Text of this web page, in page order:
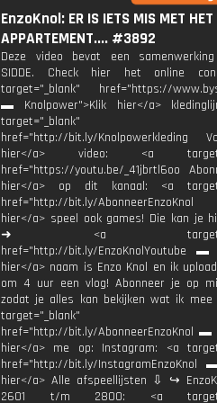
EnzoKnol: ER IS IETS MIS MET HET
APPARTEMENT.... #3892
Deze video bevat een
SIDDE. Check hier het online
target="_blank" href="https://
▬ Knolpower">Klik hier</a>
target="_blank"
href="http://bit.ly/Knolpowerkleding
hier</a> video: <a
href="https://youtu.be/_41jbrtl6oo
hier</a> op dit kanaal: <a
href="http://bit.ly/
hier</a> speel ook games! Die kan je
➜ <a
href="http://bit.ly/EnzoKnolYoutube ▬
hier</a> naam is Enzo Knol en ik
om 4 uur een vlog! Abonneer je op
zodat je alles kan bekijken wat ik mee
target="_blank"
href="http://bit.ly/AbonneerEnzoKnol ▬
hier</a> me op: Instagram: <a
href="http://bit.ly/InstagramEnzoKnol
hier</a> Alle afspeellijsten ⇩ ↪
2601 t/m 2800: <a